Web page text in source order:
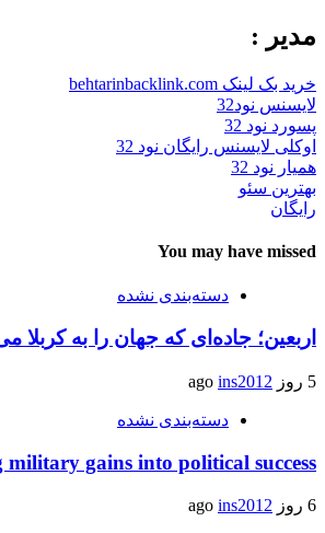
مدیر :
خرید بک لینک behtarinbacklink.com
لایسنس نود32
پسورد نود 32
اوکلی لایسنس رایگان نود 32
همیار نود 32
بهترین سئو
رایگان
You may have missed
دسته‌بندی نشده
اربعین؛ جاده‌ای که جهان را به کربلا
5 روز ago ins2012
دسته‌بندی نشده
gains into political success
6 روز ago ins2012